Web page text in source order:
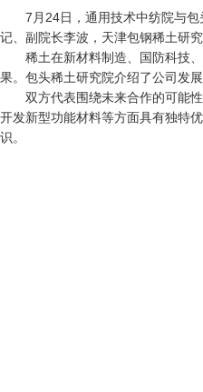
7月24日，通用技术中纺院与
记、副院长李波，天津包钢稀土研
稀土在新材料制造、国防科技
果。包头稀土研究院介绍了公司发
双方代表围绕未来合作的可能
开发新型功能材料等方面具有独特
识。